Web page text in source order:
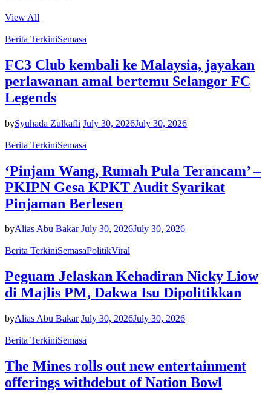
View All
Berita TerkiniSemasa
FC3 Club kembali ke Malaysia, jayakan
perlawanan amal bertemu Selangor FC
Legends
bySyuhada Zulkafli July 30, 2026July 30, 2026
Berita TerkiniSemasa
‘Pinjam Wang, Rumah Pula Terancam’ –
PKIPN Gesa KPKT Audit Syarikat
Pinjaman Berlesen
byAlias Abu Bakar July 30, 2026July 30, 2026
Berita TerkiniSemasaPolitikViral
Peguam Jelaskan Kehadiran Nicky Liow
di Majlis PM, Dakwa Isu Dipolitikkan
byAlias Abu Bakar July 30, 2026July 30, 2026
Berita TerkiniSemasa
The Mines rolls out new entertainment
offerings withdebut of Nation Bowl